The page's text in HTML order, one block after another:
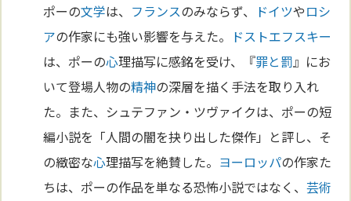
ポーの文学は、 フランスのみならず、 ドイツやロシ
アの作家にも強い影響を与えた。 ドストエフスキー
は、ポーの心理描写に感銘を受け、『罪と罰』にお
いて登場人物の精神の深層を描く手法を取り入れ
た。また、シュテファン・ツヴァイクは、ポーの短
編小説を「人間の闇を抉り出した傑作」と評し、そ
の緻密な心理描写を絶賛した。 ヨーロッパの作家た
ちは、ポーの作品を単なる恐怖小説ではなく、芸術